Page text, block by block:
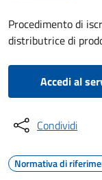
Procedimento di
distributrice di
Accedi al
Condividi
Normativa di